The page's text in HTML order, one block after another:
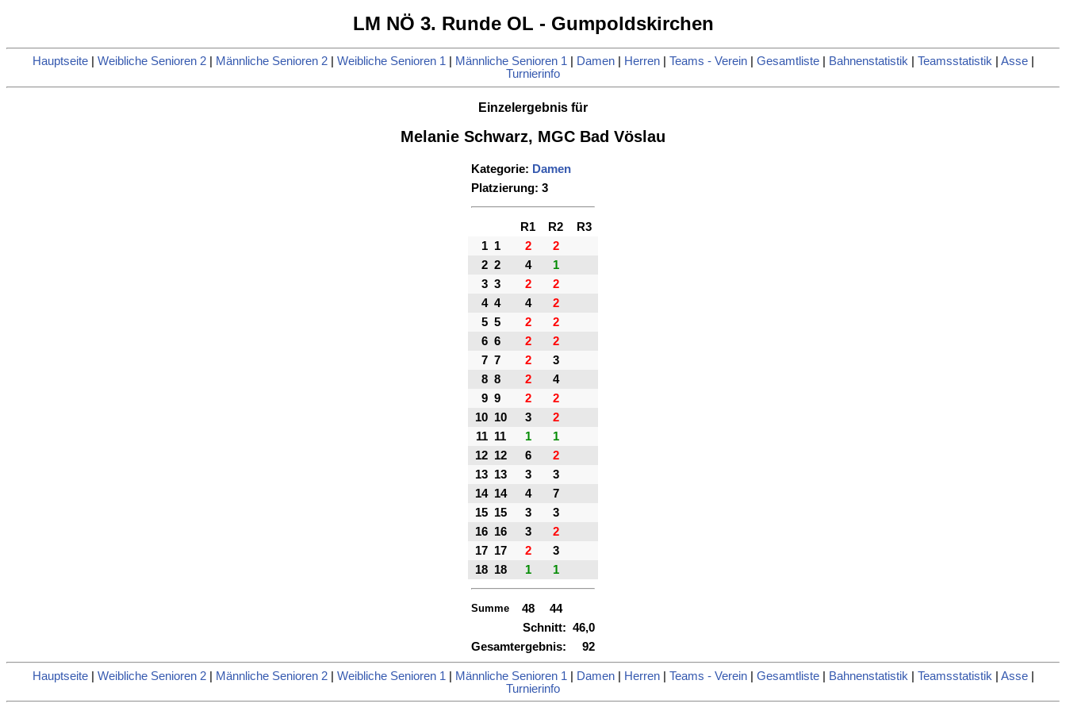
LM NÖ 3. Runde OL - Gumpoldskirchen
Hauptseite| Weibliche Senioren 2| Männliche Senioren 2| Weibliche Senioren 1| Männliche Senioren 1| Damen| Herren| Teams - Verein| Gesamtliste| Bahnenstatistik| Teamsstatistik| Asse|
Turnierinfo
Einzelergebnis für
Melanie Schwarz, MGC Bad Vöslau
Kategorie: Damen
Platzierung: 3
R1 R2
R3
1 1 2
2
2 2 4
1
3 3 2
2
4 4 4
2
5 5 2
2
6 6 2
2
7 7 2
3
8 8 2
4
9 9 2
2
10 10 3
2
11 11 1
1
12 12 6
2
13 13 3
3
14 14 4
7
15 15 3
3
16 16 3
2
17 17 2
3
18 18 1 1
Summe 48
44
Schnitt: 46,0
Gesamtergebnis:
92
Hauptseite| Weibliche Senioren 2| Männliche Senioren 2| Weibliche Senioren 1 Männliche Senioren 1 Damen| Herren| Teams - Verein| Gesamtliste| Bahnenstatistik Teamsstatistik Asse|
Turnierinfo